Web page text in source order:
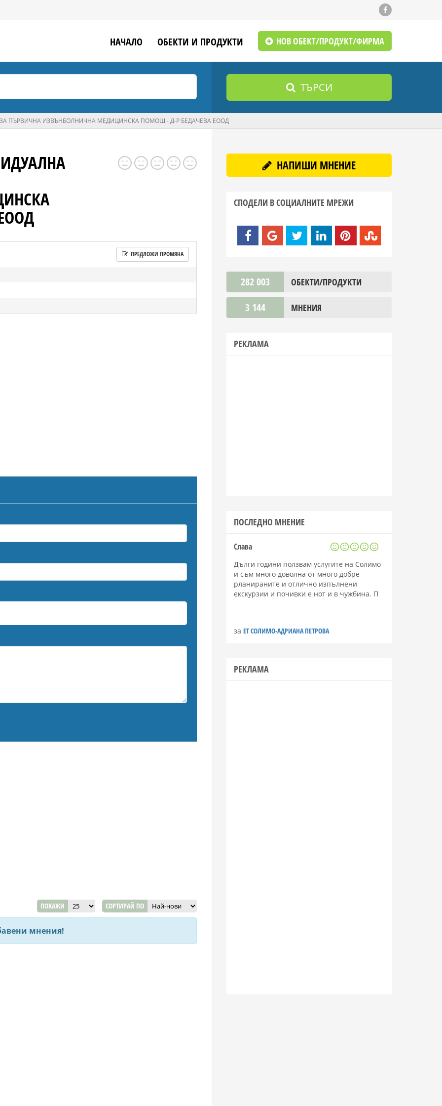
НАЧАЛО ОБЕКТИ И ПРОДУКТИ НОВ ОБЕКТ/ПРОДУКТ/ФИРМА
ТЪРСИ
ПЪРВИЧНА ИЗВЪНБОЛНИЧНА МЕДИЦИНСКА ПОМОЩ - Д-Р БЕДАЧЕВА ЕООД
ПРЕДЛОЖИ ПРОМЯНА
ПОКАЖИ СОРТИРАЙ ПО
мнения!
НАПИШИ МНЕНИЕ
СПОДЕЛИ В СОЦИАЛНИТЕ МРЕЖИ
282 003 ОБЕКТИ/ПРОДУКТИ
3 144 МНЕНИЯ
РЕКЛАМА
ПОСЛЕДНО МНЕНИЕ
Слава
Дълги години ползвам услугите на Солимо
и съм много доволна от много добре
рланираните и отлично изпълнени
екскурзии и почивки е нот и в чужбина. П
заЕТ СОЛИМО-АДРИАНА ПЕТРОВА
РЕКЛАМА